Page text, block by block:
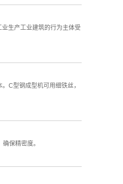
生产工业建筑的行为主体受
C型钢成型机可用细铁丝，
保精密度。